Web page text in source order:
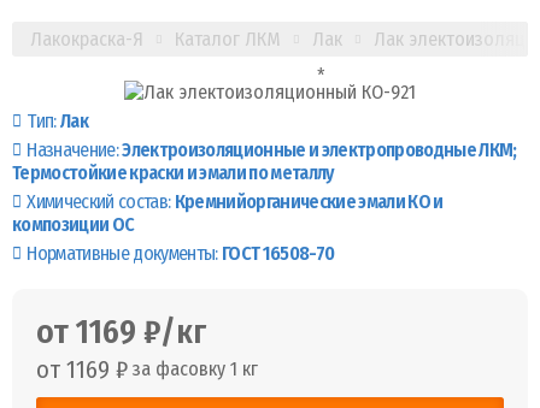
Лакокраска-Я Каталог ЛКМ Лак Лак
Тип:Лак
Назначение:Электроизоляционные и электропроводные ЛКМ
Термостойкие краски и эмали по металлу
Химический состав: Кремнийорганические эмали КО и
композиции ОС
Нормативные документы: ГОСТ 16508-70
от 1169 ₽/кг
от 1169 ₽ за фасовку 1 кг